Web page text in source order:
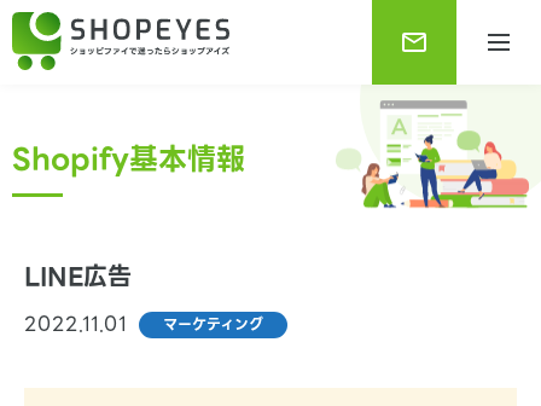
Shopify基本情報
LINE広告
2022.11.01 マーケティング
Shopifyに関する最新で役に立つ情報をお知らせしま